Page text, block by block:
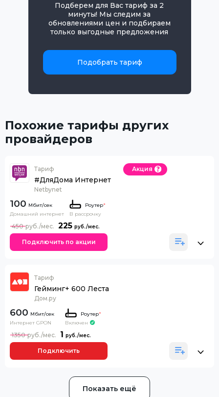
Подберем для Вас тариф за 2
минуты! Мы следим за
обновлениями цен и подбираем
только выгодные предложения
Подобрать тариф
Похожие тарифы других
провайдеров
Тариф
#ДляДома Интернет
Netbynet
Акция
100
Домашний интернет
Роутер*
В рассрочку
225
450
Подключить по акции
Тариф
Гейминг+ 600 Леста
Дом.ру
600
Интернет GPON
Роутер*
Включен
1
1350
Подключить
Показать ещё